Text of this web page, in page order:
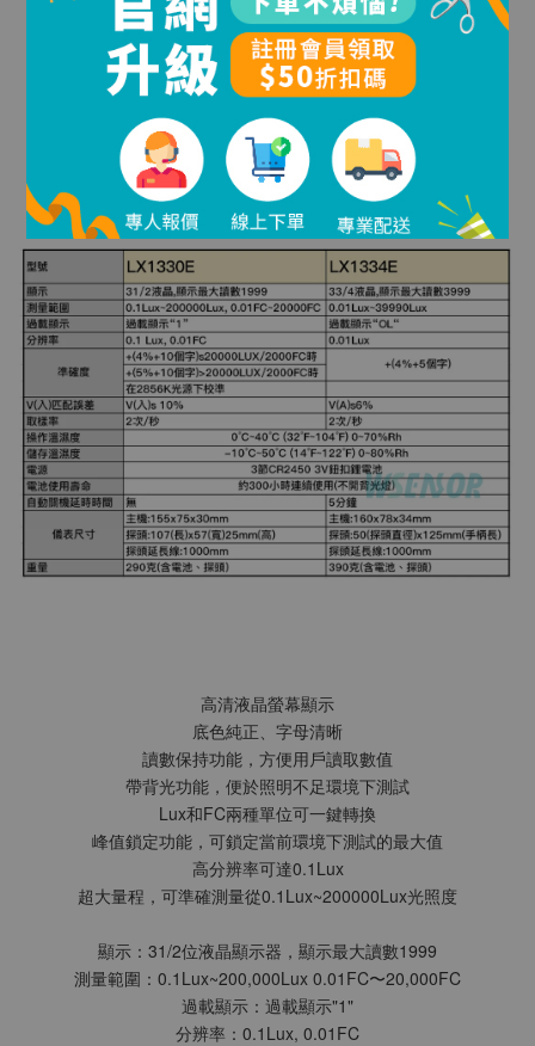
高清液晶螢幕顯示
底色純正、字母清晰
讀數保持功能，方便用戶讀取數值
帶背光功能，便於照明不足環境下測試
Lux和FC兩種單位可一鍵轉換
峰值鎖定功能，可鎖定當前環境下測試的最大值
高分辨率可達0.1Lux
超大量程，可準確測量從0.1Lux~200000Lux光照度
顯示：31/2位液晶顯示器，顯示最大讀數1999
測量範圍：0.1Lux~200,000Lux 0.01FC〜20,000FC
過載顯示：過載顯示"1"
分辨率：0.1Lux, 0.01FC